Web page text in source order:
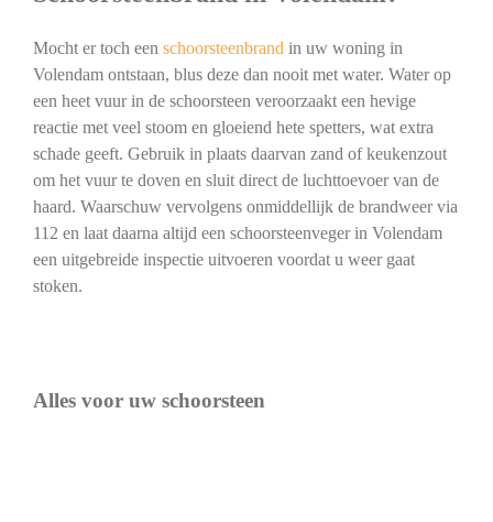
Mocht er toch een schoorsteenbrand in uw woning in
Volendam ontstaan, blus deze dan nooit met water. Water op
een heet vuur in de schoorsteen veroorzaakt een hevige
reactie met veel stoom en gloeiend hete spetters, wat extra
schade geeft. Gebruik in plaats daarvan zand of keukenzout
om het vuur te doven en sluit direct de luchttoevoer van de
haard. Waarschuw vervolgens onmiddellijk de brandweer via
112 en laat daarna altijd een schoorsteenveger in Volendam
een uitgebreide inspectie uitvoeren voordat u weer gaat
stoken.
Alles voor uw schoorsteen